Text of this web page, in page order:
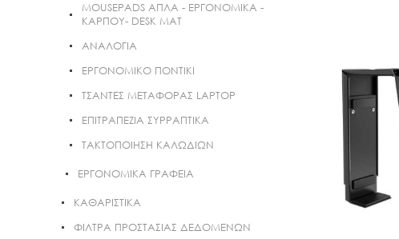
MOUSEPADS ΑΠΛΑ - ΕΡΓΟΝΟΜΙΚΑ -
ΚΑΡΠΟΥ- DESK MAT
ΑΝΑΛΟΓΙΑ
ΕΡΓΟΝΟΜΙΚΟ ΠΟΝΤΙΚΙ
ΤΣΑΝΤΕΣ ΜΕΤΑΦΟΡΑΣ LAPTOP
ΕΠΙΤΡΑΠΕΖΙΑ ΣΥΡΡΑΠΤΙΚΑ
ΤΑΚΤΟΠΟΙΗΣΗ ΚΑΛΩΔΙΩΝ
ΕΡΓΟΝΟΜΙΚΑ ΓΡΑΦΕΙΑ
KΑΘΑΡΙΣΤΙΚΑ
ΦΙΛΤΡΑ ΠΡΟΣΤΑΣΙΑΣ ΔΕΔΟΜΕΝΩΝ